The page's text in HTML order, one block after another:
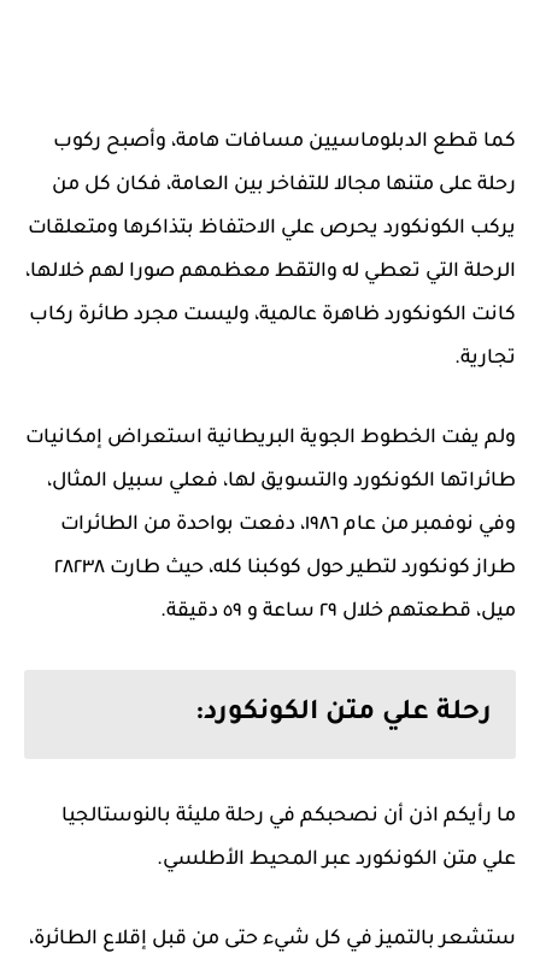
كما قطع الدبلوماسيين مسافات هامة، وأصبح ركوب
رحلة على متنها مجالا للتفاخر بين العامة، فكان كل من
يركب الكونكورد يحرص علي الاحتفاظ بتذاكرها ومتعلقات
الرحلة التي تعطي له والتقط معظمهم صورا لهم خلالها،
كانت الكونكورد ظاهرة عالمية، وليست مجرد طائرة ركاب
تجارية.
ولم يفت الخطوط الجوية البريطانية استعراض إمكانيات
طائراتها الكونكورد والتسويق لها، فعلي سبيل المثال،
وفي نوفمبر من عام ١٩٨٦، دفعت بواحدة من الطائرات
طراز كونكورد لتطير حول كوكبنا كله، حيث طارت ٢٨٢٣٨
ميل، قطعتهم خلال ٢٩ ساعة و ٥٩ دقيقة.
رحلة علي متن الكونكورد:
ما رأيكم اذن أن نصحبكم في رحلة مليئة بالنوستالجيا
علي متن الكونكورد عبر المحيط الأطلسي.
ستشعر بالتميز في كل شيء حتى من قبل إقلاع الطائرة،